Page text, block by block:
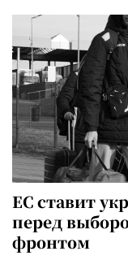
ЕС ставит
перед
фронтом